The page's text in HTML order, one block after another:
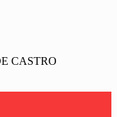
CASTRO